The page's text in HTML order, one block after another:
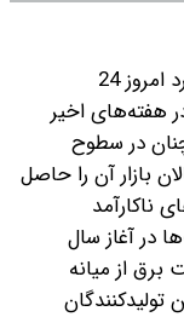
به گزارش گروه رسانه‌ای شرق ؛ قیمت میلگرد امروز 24
در هفته‌های اخیر
در سطوح
بازار آن را حاصل
ناکارآمد
در آغاز سال
برق از میانه